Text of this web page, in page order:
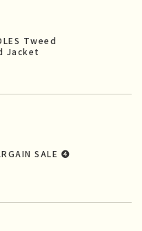
Tweed
Jacket
SALE ❹